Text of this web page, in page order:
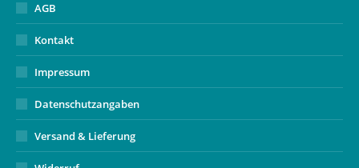
AGB
Kontakt
Impressum
Datenschutzangaben
Versand & Lieferung